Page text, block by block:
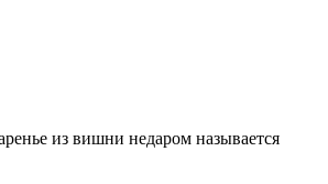
из вишни недаром называется